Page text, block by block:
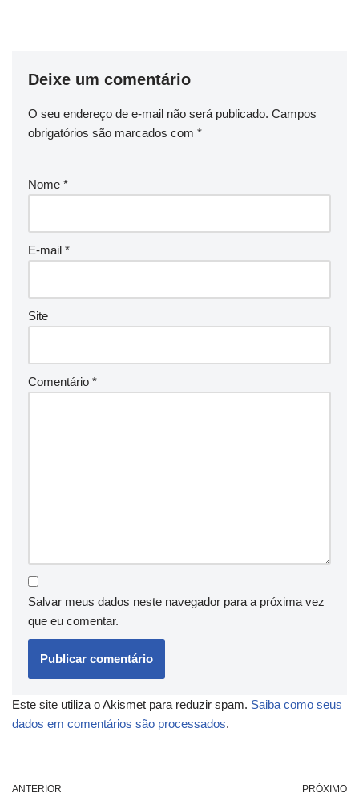
Deixe um comentário
O seu endereço de e-mail não será publicado. Campos
obrigatórios são marcados com *
Nome *
E-mail *
Site
Comentário *
Salvar meus dados neste navegador para a próxima vez
que eu comentar.
Este site utiliza o Akismet para reduzir spam. Saiba como seus
dados em comentários são processados.
ANTERIOR PRÓXIMO